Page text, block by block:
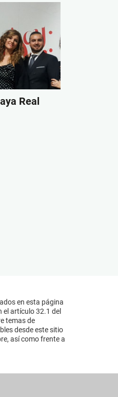
Real
en esta página
el artículo 32.1 del
temas de
desde este sitio
así como frente a